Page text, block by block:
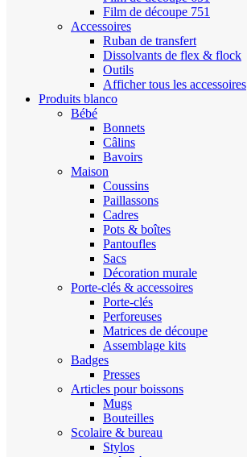
Film de découpe 751
Accessoires
Ruban de transfert
Dissolvants de flex & flock
Outils
Afficher tous les accessoires
Produits blanco
Bébé
Bonnets
Câlins
Bavoirs
Maison
Coussins
Paillassons
Cadres
Pots & boîtes
Pantoufles
Sacs
Décoration murale
Porte-clés & accessoires
Porte-clés
Perforeuses
Matrices de découpe
Assemblage kits
Badges
Presses
Articles pour boissons
Mugs
Bouteilles
Scolaire & bureau
Stylos